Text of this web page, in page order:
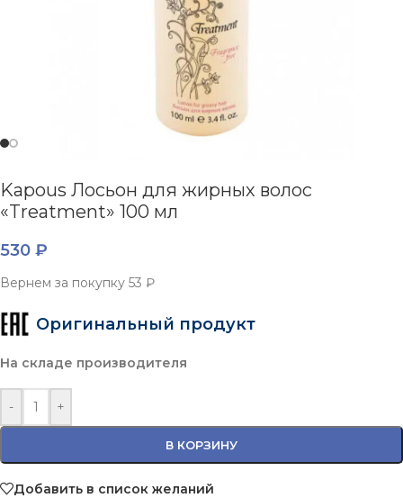
Kapous Лосьон для жирных волос
«Treatment» 100 мл
530 ₽
Вернем за покупку 53 ₽
Оригинальный продукт
На складе производителя
- +
В КОРЗИНУ
Добавить в список желаний